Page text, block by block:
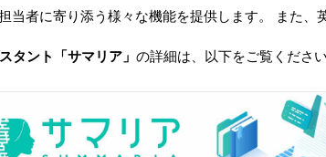
当者に寄り添う様々な機能を提供します。 また、
タント「サマリア」 の詳細は、以下をご覧ください